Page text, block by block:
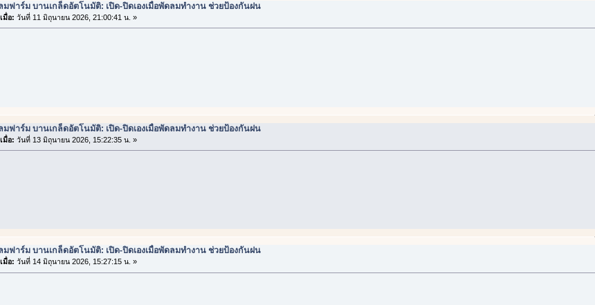
มฟาร์ม บานเกล็ดอัตโนมัติ: เปิด-ปิดเองเมื่อพัดลมทำงาน ช่วยป้องกันฝน
มื่อ: วันที่ 11 มิถุนายน 2026, 21:00:41 น. »
มฟาร์ม บานเกล็ดอัตโนมัติ: เปิด-ปิดเองเมื่อพัดลมทำงาน ช่วยป้องกันฝน
มื่อ: วันที่ 13 มิถุนายน 2026, 15:22:35 น. »
มฟาร์ม บานเกล็ดอัตโนมัติ: เปิด-ปิดเองเมื่อพัดลมทำงาน ช่วยป้องกันฝน
มื่อ: วันที่ 14 มิถุนายน 2026, 15:27:15 น. »